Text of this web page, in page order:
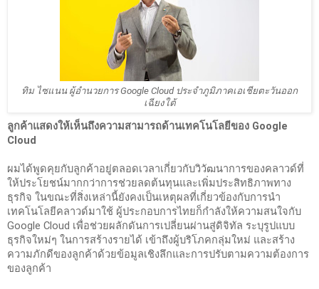
ทิม ไซแนน ผู้อำนวยการ Google Cloud ประจำภูมิภาคเอเชียตะวันออก
เฉียงใต้
ลูกค้าแสดงให้เห็นถึงความสามารถด้านเทคโนโลยีของ Google
Cloud
ผมได้พูดคุยกับลูกค้าอยู่ตลอดเวลาเกี่ยวกับวิวัฒนาการของคลาวด์ที่
ให้ประโยชน์มากกว่าการช่วยลดต้นทุนและเพิ่มประสิทธิภาพทาง
ธุรกิจ ในขณะที่สิ่งเหล่านี้ยังคงเป็นเหตุผลที่เกี่ยวข้องกับการนำ
เทคโนโลยีคลาวด์มาใช้ ผู้ประกอบการไทยก็กำลังให้ความสนใจกับ
Google Cloud เพื่อช่วยผลักดันการเปลี่ยนผ่านสู่ดิจิทัล ระบุรูปแบบ
ธุรกิจใหม่ๆ ในการสร้างรายได้ เข้าถึงผู้บริโภคกลุ่มใหม่ และสร้าง
ความภักดีของลูกค้าด้วยข้อมูลเชิงลึกและการปรับตามความต้องการ
ของลูกค้า